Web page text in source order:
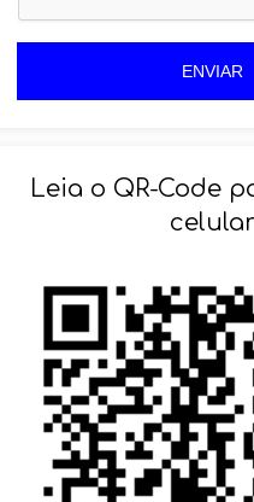
ENVIAR
SOLICITAR
Leia o QR-Code
celular